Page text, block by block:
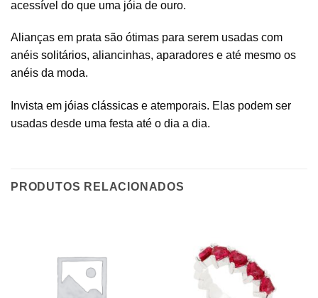
acessível do que uma jóia de ouro.
Alianças em prata são ótimas para serem usadas com
anéis solitários, aliancinhas, aparadores e até mesmo os
anéis da moda.
Invista em jóias clássicas e atemporais. Elas podem ser
usadas desde uma festa até o dia a dia.
PRODUTOS RELACIONADOS